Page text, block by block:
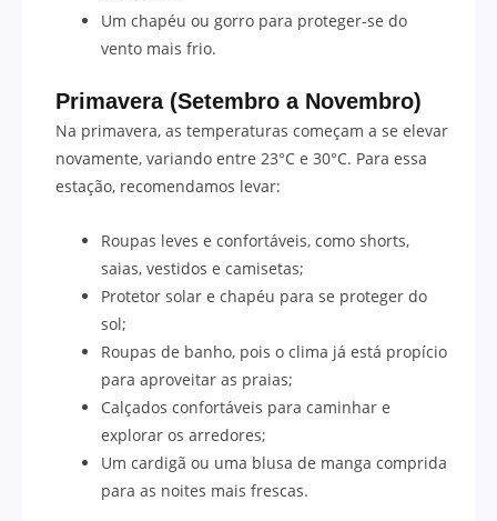
Um chapéu ou gorro para proteger-se do
vento mais frio.
Primavera (Setembro a Novembro)
Na primavera, as temperaturas começam a se elevar
novamente, variando entre 23°C e 30°C. Para essa
estação, recomendamos levar:
Roupas leves e confortáveis, como shorts,
saias, vestidos e camisetas;
Protetor solar e chapéu para se proteger do
sol;
Roupas de banho, pois o clima já está propício
para aproveitar as praias;
Calçados confortáveis para caminhar e
explorar os arredores;
Um cardigã ou uma blusa de manga comprida
para as noites mais frescas.